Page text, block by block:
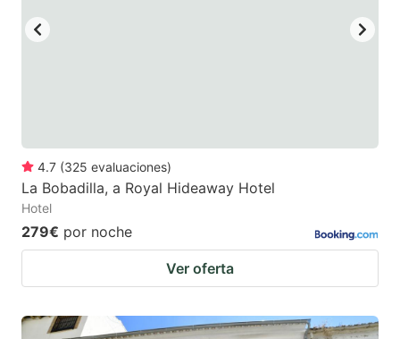
4.7 (325 evaluaciones)
La Bobadilla, a Royal Hideaway Hotel
Hotel
279€ por noche
Ver oferta